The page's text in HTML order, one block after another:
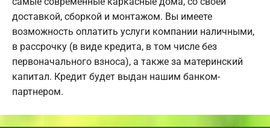
доставкой, сборкой и монтажом. Вы имеете
возможность оплатить услуги компании наличными,
в рассрочку (в виде кредита, в том числе без
первоначального взноса), а также за материнский
капитал. Кредит будет выдан нашим банком-
партнером.